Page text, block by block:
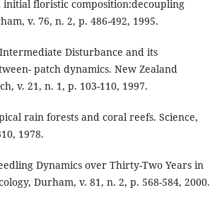
floristic composition:decoupling
v. 76, n. 2, p. 486-492, 1995.
Disturbance and its
patch dynamics. New Zealand
v. 21, n. 1, p. 103-110, 1997.
rain forests and coral reefs. Science,
1978.
Dynamics over Thirty-Two Years in
Durham, v. 81, n. 2, p. 568-584, 2000.